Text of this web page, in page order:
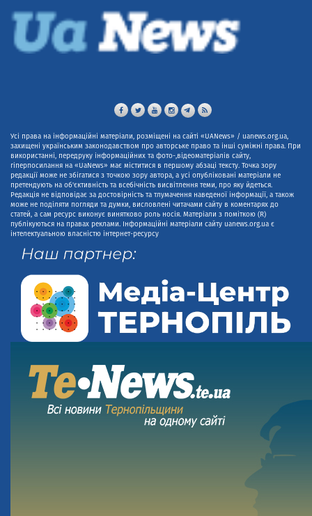
Усі права на інформаційні матеріали, розміщені на сайті «UANews» / uanews.org.ua,
захищені українським законодавством про авторське право та інші суміжні права. При
використанні, передруку інформаційних та фото-,відеоматеріалів сайту,
гіперпосилання на «UaNews» має міститися в першому абзаці тексту. Точка зору
редакції може не збігатися з точкою зору автора, а усі опубліковані матеріали не
претендують на об'єктивність та всебічність висвітлення теми, про яку йдеться.
Редакція не відповідає за достовірність та тлумачення наведеної інформації, а також
може не поділяти погляди та думки, висловлені читачами сайту в коментарях до
статей, а сам ресурс виконує винятково роль носія. Матеріали з поміткою (R)
публікуються на правах реклами. Інформаційні матеріали сайту uanews.org.ua є
інтелектуальною власністю інтернет-ресурсу